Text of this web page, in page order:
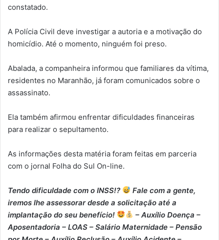
constatado.
A Polícia Civil deve investigar a autoria e a motivação do
homicídio. Até o momento, ninguém foi preso.
Abalada, a companheira informou que familiares da vítima,
residentes no Maranhão, já foram comunicados sobre o
assassinato.
Ela também afirmou enfrentar dificuldades financeiras
para realizar o sepultamento.
As informações desta matéria foram feitas em parceria
com o jornal Folha do Sul On-line.
Tendo dificuldade com o INSS!?
Fale com a gente,
iremos lhe assessorar desde a solicitação até a
implantação do seu benefício!
– Auxílio Doença –
⁠Aposentadoria – ⁠LOAS – ⁠Salário Maternidade – ⁠Pensão